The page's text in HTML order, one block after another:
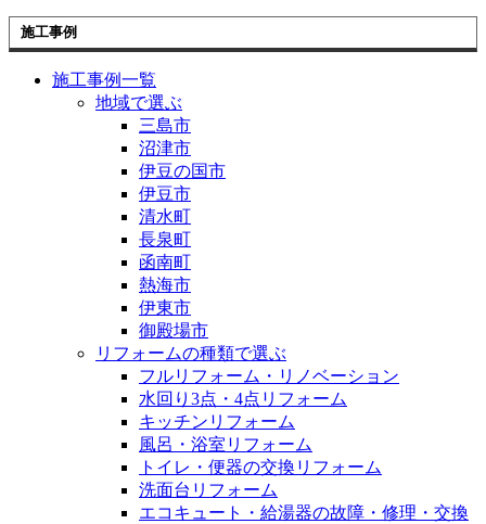
施工事例
施工事例一覧
地域で選ぶ
三島市
沼津市
伊豆の国市
伊豆市
清水町
長泉町
函南町
熱海市
伊東市
御殿場市
リフォームの種類で選ぶ
フルリフォーム・リノベーション
水回り3点・4点リフォーム
キッチンリフォーム
風呂・浴室リフォーム
トイレ・便器の交換リフォーム
洗面台リフォーム
エコキュート・給湯器の故障・修理・交換